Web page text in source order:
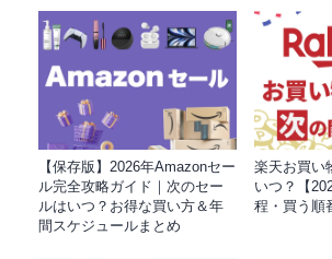
【保存版】2026年Amazonセー
ル完全攻略ガイド｜次のセー
ルはいつ？お得な買い方＆年
間スケジュールまとめ
楽天お買い
いつ？【
程・買う順